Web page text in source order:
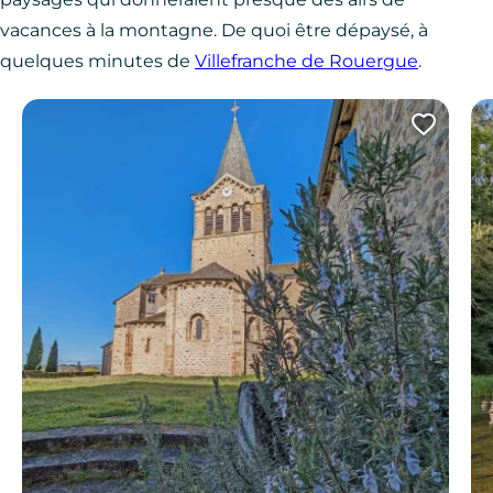
vacances à la montagne. De quoi être dépaysé, à
quelques minutes de Villefranche de Rouergue.